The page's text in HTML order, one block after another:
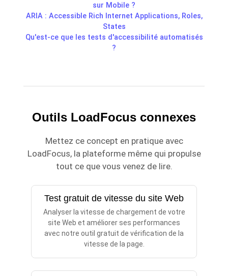
sur Mobile ?
ARIA : Accessible Rich Internet Applications, Roles,
States
Qu'est-ce que les tests d'accessibilité automatisés
?
Outils LoadFocus connexes
Mettez ce concept en pratique avec
LoadFocus, la plateforme même qui propulse
tout ce que vous venez de lire.
Test gratuit de vitesse du site Web
Analyser la vitesse de chargement de votre
site Web et améliorer ses performances
avec notre outil gratuit de vérification de la
vitesse de la page.